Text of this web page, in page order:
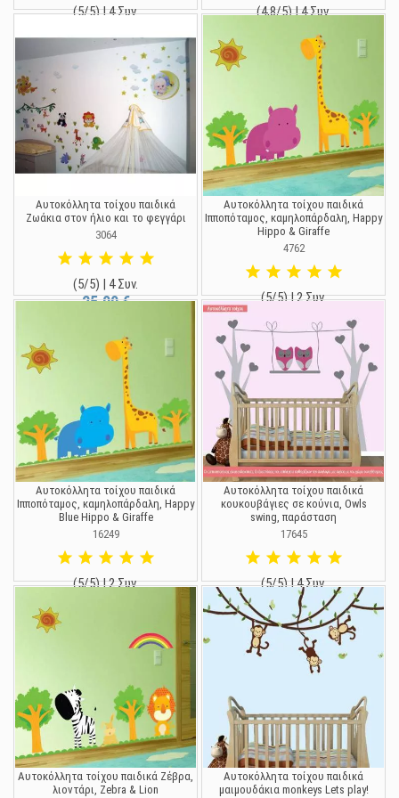
(5/5) | 4 Συν. (4,8/5) | 4 Συν.
Αυτοκόλλητα τοίχου παιδικά
Ζωάκια στον ήλιο και το φεγγάρι
3064
(5/5) | 4 Συν.
25,00 €
Αυτοκόλλητα τοίχου παιδικά
Ιπποπόταμος, καμηλοπάρδαλη, Happy
Hippo & Giraffe
4762
(5/5) | 2 Συν.
Αυτοκόλλητα τοίχου παιδικά
Ιπποπόταμος, καμηλοπάρδαλη, Happy
Blue Hippo & Giraffe
16249
(5/5) | 2 Συν.
Αυτοκόλλητα τοίχου παιδικά
κουκουβάγιες σε κούνια, Owls
swing, παράσταση
17645
(5/5) | 4 Συν.
19,90 €
Αυτοκόλλητα τοίχου παιδικά Ζέβρα,
λιοντάρι, Zebra & Lion
Αυτοκόλλητα τοίχου παιδικά
μαιμουδάκια monkeys Lets play!